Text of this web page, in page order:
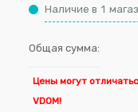
Наличие в 1
Общая сумма:
Цены могут
VDOM!